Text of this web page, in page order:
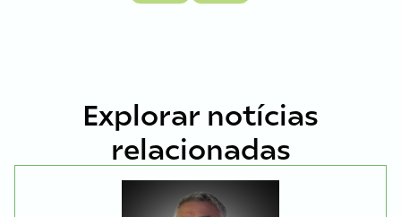
Explorar notícias
relacionadas